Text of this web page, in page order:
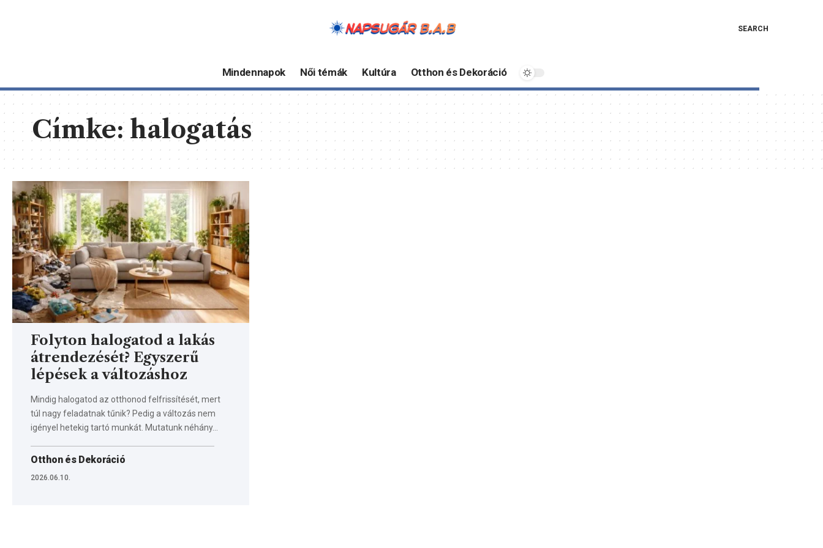
SEARCH
Mindennapok Női témák Kultúra Otthon és Dekoráció
Címke: halogatás
Folyton halogatod a lakás
átrendezését? Egyszerű
lépések a változáshoz
Mindig halogatod az otthonod felfrissítését, mert
túl nagy feladatnak tűnik? Pedig a változás nem
igényel hetekig tartó munkát. Mutatunk néhány…
Otthon és Dekoráció
2026.06.10.